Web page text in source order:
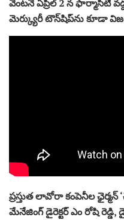
వెంటనే ఏప్రిల్ 2 న ఫార్మాసిటీ
మెర్క్యురీ టౌన్‌షిప్‌ను కూడా
ప్రస్తుత లావోరా కంపెనీల ఛైర్మన్
మేనేజింగ్ డైరెక్టర్ ఎం రోషి రెడ్డి,